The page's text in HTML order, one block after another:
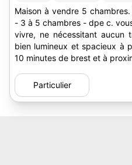
Maison à vendre 5
- 3 à 5 chambres - dpe c.
vivre, ne nécessitant aucun
bien lumineux et spacieux à
10 minutes de brest et à
Particulier